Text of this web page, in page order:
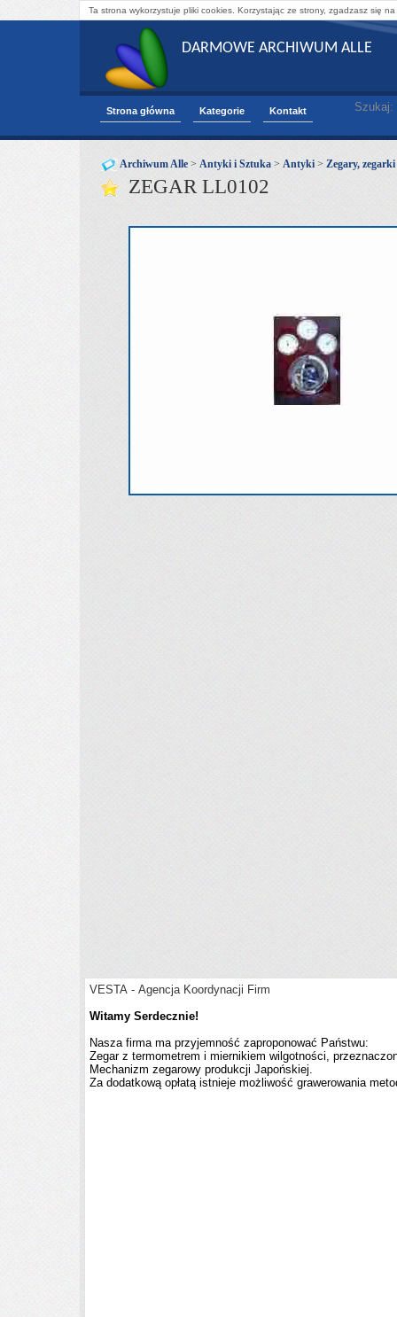
Ta strona wykorzystuje pliki cookies. Korzystając ze strony, zgadzasz się
DARMOWE ARCHIWUM ALLE
Strona główna Kategorie Kontakt Szukaj:
Archiwum Alle > Antyki i Sztuka > Antyki> Zegary, zegarki
ZEGAR LL0102
VESTA - Agencja Koordynacji Firm
Witamy Serdecznie!
Nasza firma ma przyjemność zaproponować Państwu:
Zegar z termometrem i miernikiem wilgotności,
Mechanizm zegarowy produkcji Japońskiej.
Za dodatkową opłatą istnieje możliwość grawerowania